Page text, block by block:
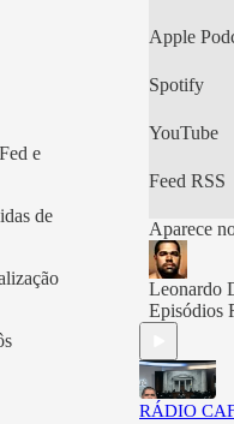
e
de
Apple
Spotify
YouTube
Feed RSS
Aparece
Leonardo
Episódios
RÁDIO